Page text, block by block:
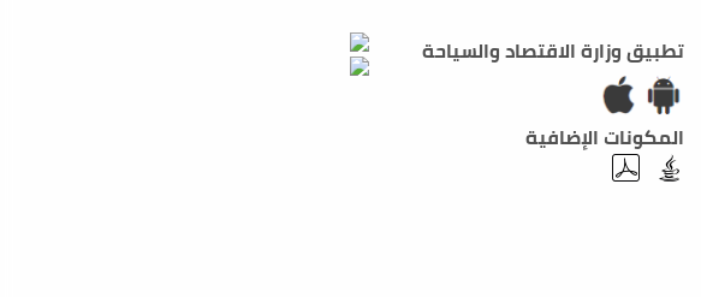
تطبيق وزارة الاقتصاد والسياحة
المكونات الإضافية